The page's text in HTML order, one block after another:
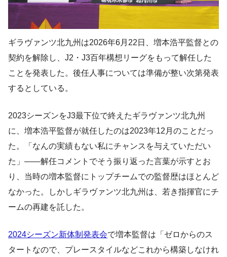
ギラヴァンツ北九州は2026年6月22日、増本浩平監督との
契約を解除し、J2・J3百年構想リーグをもって解任した
ことを発表した。後任人事については準備が整い次第発表
するとしている。
2023シーズンをJ3最下位で終えたギラヴァンツ北九州
に、増本浩平監督が就任したのは2023年12月のことだっ
た。「なんの実績もない私にチャンスを与えていただい
た」——解任コメントでそう振り返った言葉が示すとお
り、当時の増本監督にトップチームでの監督歴はほとんど
なかった。しかしギラヴァンツ北九州は、若き指揮官にチ
ームの再建を託した。
2024シーズン新体制発表会で増本監督は「ゼロからのス
タートなので、プレースタイルなどこれから構築しなけれ